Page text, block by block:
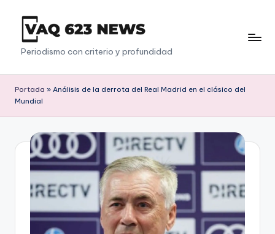
Saltar
contenido
V
a
q
6
3
Periodismo con criterio y profundidad
Portada » Análisis de la derrota del Real Madrid en el clásico del
Mundial